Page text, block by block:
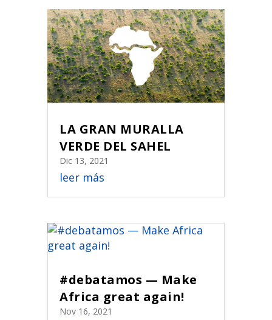
LA GRAN MURALLA
VERDE DEL SAHEL
Dic 13, 2021
leer más
#debatamos — Make
Africa great again!
Nov 16, 2021